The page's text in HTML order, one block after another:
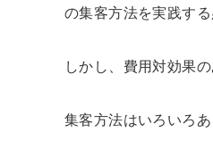
の集客方法を実践する
しかし、費用対効果
集客方法はいろいろ